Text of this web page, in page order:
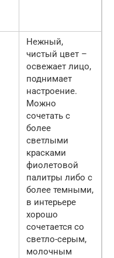
Нежный,
чистый цвет –
освежает лицо,
поднимает
настроение.
Можно
сочетать с
более
светлыми
красками
фиолетовой
палитры либо с
более темными,
в интерьере
хорошо
сочетается со
светло-серым,
молочным